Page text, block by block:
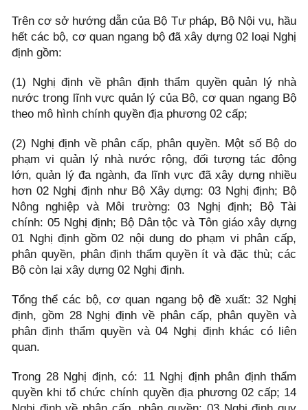
Trên cơ sở hướng dẫn của Bộ Tư pháp, Bộ Nội vụ, hầu
hết các bộ, cơ quan ngang bộ đã xây dựng 02 loại Nghị
định gồm:
(1) Nghị định về phân định thẩm quyền quản lý nhà
nước trong lĩnh vực quản lý của Bộ, cơ quan ngang Bộ
theo mô hình chính quyền địa phương 02 cấp;
(2) Nghị định về phân cấp, phân quyền. Một số Bộ do
phạm vi quản lý nhà nước rộng, đối tượng tác động
lớn, quản lý đa ngành, đa lĩnh vực đã xây dựng nhiều
hơn 02 Nghị định như Bộ Xây dựng: 03 Nghị định; Bộ
Nông nghiệp và Môi trường: 03 Nghị định; Bộ Tài
chính: 05 Nghị định; Bộ Dân tộc và Tôn giáo xây dựng
01 Nghị định gồm 02 nội dung do phạm vi phân cấp,
phân quyền, phân định thẩm quyền ít và đặc thù; các
Bộ còn lại xây dựng 02 Nghị định.
Tổng thể các bộ, cơ quan ngang bộ đề xuất: 32 Nghị
định, gồm 28 Nghị định về phân cấp, phân quyền và
phân định thẩm quyền và 04 Nghị định khác có liên
quan.
Trong 28 Nghị định, có: 11 Nghị định phân định thẩm
quyền khi tổ chức chính quyền địa phương 02 cấp; 14